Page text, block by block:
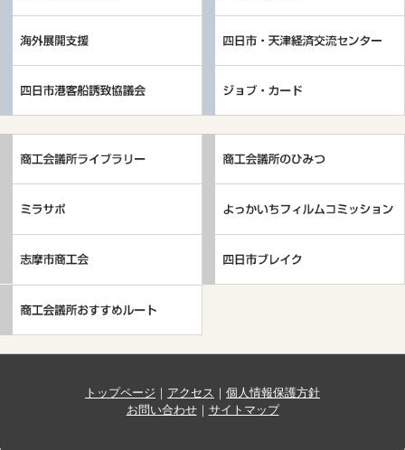
トップページ ｜ アクセス ｜ 個人情報保護方針
お問い合わせ｜ サイトマップ